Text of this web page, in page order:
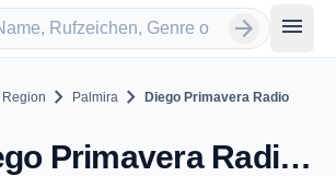
arrow_forward menu
chevron_right Palmira chevron_right Diego Primavera Radio
Diego Primavera Radio - Palmira